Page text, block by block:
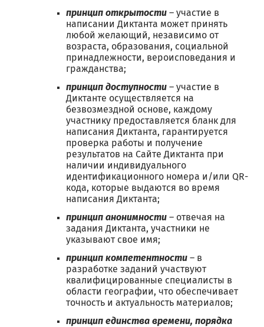
принцип открытости – участие в
написании Диктанта может принять
любой желающий, независимо от
возраста, образования, социальной
принадлежности, вероисповедания и
гражданства;
принцип доступности – участие в
Диктанте осуществляется на
безвозмездной основе, каждому
участнику предоставляется бланк для
написания Диктанта, гарантируется
проверка работы и получение
результатов на Сайте Диктанта при
наличии индивидуального
идентификационного номера и/или QR-
кода, которые выдаются во время
написания Диктанта;
принцип анонимности – отвечая на
задания Диктанта, участники не
указывают свое имя;
принцип компетентности – в
разработке заданий участвуют
квалифицированные специалисты в
области географии, что обеспечивает
точность и актуальность материалов;
принцип единства времени, порядка